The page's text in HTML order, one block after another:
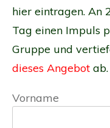
hier eintragen. An
Tag einen Impuls
Gruppe und
dieses Angebot ab.
Vorname